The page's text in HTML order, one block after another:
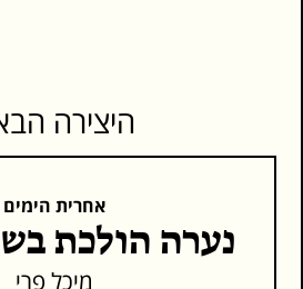
היצירה
אחרית הימים
נערה הולכת
מיכל פרי